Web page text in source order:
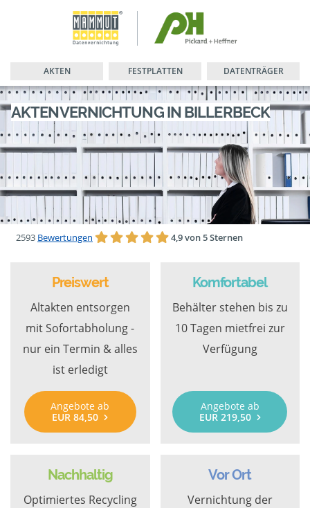
AKTEN FESTPLATTEN DATENTRÄGER
AKTENVERNICHTUNG IN BILLERBECK
2593 Bewertungen 4,9 von 5 Sternen
Preiswert
Altakten entsorgen
mit Sofortabholung -
nur ein Termin & alles
ist erledigt
Angebote ab
EUR 84,50
Komfortabel
Behälter stehen bis zu
10 Tagen mietfrei zur
Verfügung
Angebote ab
EUR 219,50
Nachhaltig
Optimiertes Recycling
Vor Ort
Vernichtung der